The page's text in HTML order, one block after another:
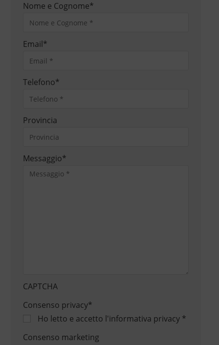
Nome e Cognome*
Email*
Telefono*
Provincia
Messaggio*
CAPTCHA
Consenso privacy*
Ho letto e accetto l'informativa privacy*
Consenso marketing